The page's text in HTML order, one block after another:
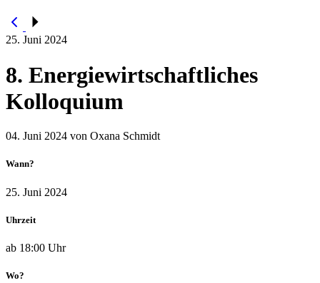
25. Juni 2024
8. Energiewirtschaftliches
Kolloquium
04. Juni 2024 von Oxana Schmidt
Wann?
25. Juni 2024
Uhrzeit
ab 18:00 Uhr
Wo?